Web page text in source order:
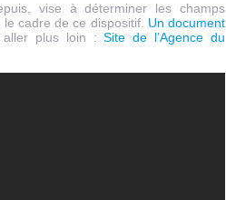
vise à déterminer les champs
cadre de ce dispositif. Un document
aller plus loin :Site de l’Agence du